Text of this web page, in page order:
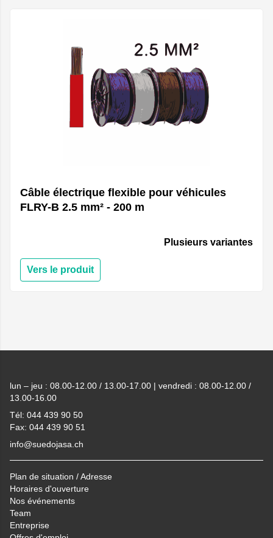
Câble électrique flexible pour véhicules
FLRY-B 2.5 mm² - 200 m
Plusieurs variantes
Vers le produit
lun – jeu : 08.00-12.00 / 13.00-17.00 | vendredi : 08.00-12.00 /
13.00-16.00
Tél: 044 439 90 50
Fax: 044 439 90 51
info@suedojasa.ch
Plan de situation / Adresse
Horaires d'ouverture
Nos événements
Team
Entreprise